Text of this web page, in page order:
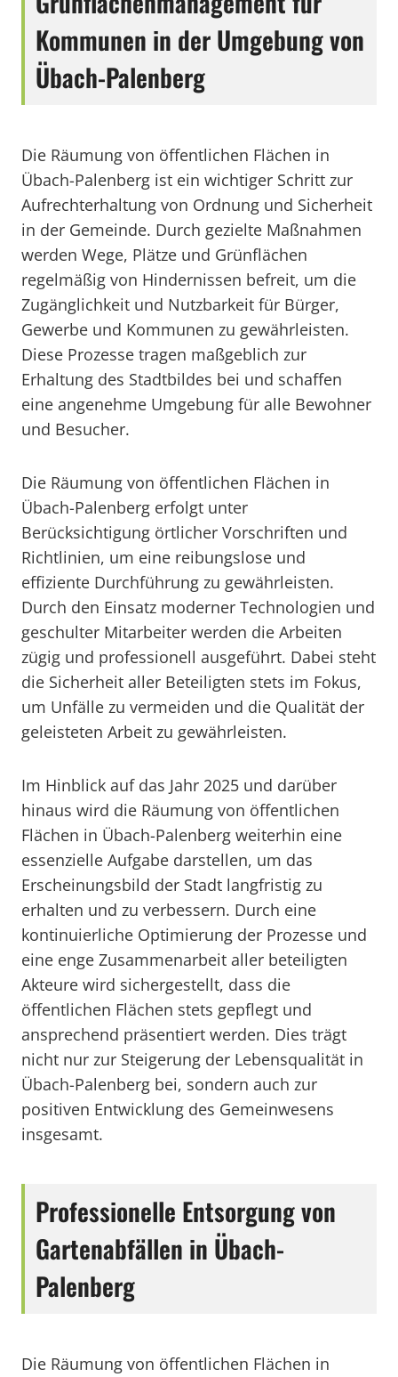
Kommunen in der Umgebung von
Übach-Palenberg
Die Räumung von öffentlichen Flächen in
Übach-Palenberg ist ein wichtiger Schritt zur
Aufrechterhaltung von Ordnung und Sicherheit
in der Gemeinde. Durch gezielte Maßnahmen
werden Wege, Plätze und Grünflächen
regelmäßig von Hindernissen befreit, um die
Zugänglichkeit und Nutzbarkeit für Bürger,
Gewerbe und Kommunen zu gewährleisten.
Diese Prozesse tragen maßgeblich zur
Erhaltung des Stadtbildes bei und schaffen
eine angenehme Umgebung für alle Bewohner
und Besucher.
Die Räumung von öffentlichen Flächen in
Übach-Palenberg erfolgt unter
Berücksichtigung örtlicher Vorschriften und
Richtlinien, um eine reibungslose und
effiziente Durchführung zu gewährleisten.
Durch den Einsatz moderner Technologien und
geschulter Mitarbeiter werden die Arbeiten
zügig und professionell ausgeführt. Dabei steht
die Sicherheit aller Beteiligten stets im Fokus,
um Unfälle zu vermeiden und die Qualität der
geleisteten Arbeit zu gewährleisten.
Im Hinblick auf das Jahr 2025 und darüber
hinaus wird die Räumung von öffentlichen
Flächen in Übach-Palenberg weiterhin eine
essenzielle Aufgabe darstellen, um das
Erscheinungsbild der Stadt langfristig zu
erhalten und zu verbessern. Durch eine
kontinuierliche Optimierung der Prozesse und
eine enge Zusammenarbeit aller beteiligten
Akteure wird sichergestellt, dass die
öffentlichen Flächen stets gepflegt und
ansprechend präsentiert werden. Dies trägt
nicht nur zur Steigerung der Lebensqualität in
Übach-Palenberg bei, sondern auch zur
positiven Entwicklung des Gemeinwesens
insgesamt.
Professionelle Entsorgung von
Gartenabfällen in Übach-
Palenberg
Die Räumung von öffentlichen Flächen in